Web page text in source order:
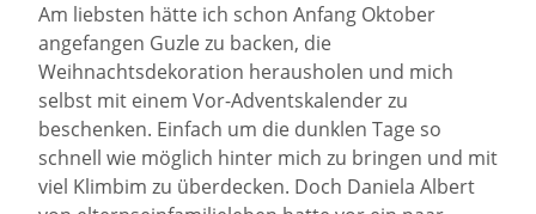
Am liebsten hätte ich schon Anfang Oktober
angefangen Guzle zu backen, die
Weihnachtsdekoration herausholen und mich
selbst mit einem Vor-Adventskalender zu
beschenken. Einfach um die dunklen Tage so
schnell wie möglich hinter mich zu bringen und mit
viel Klimbim zu überdecken. Doch Daniela Albert